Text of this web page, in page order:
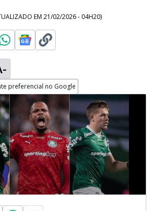
EM 21/02/2026 - 04H20)
preferencial no Google